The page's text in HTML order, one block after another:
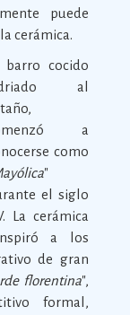
puede
cerámica.
barro cocido
al
a
como
"
el siglo
La cerámica
a los
de gran
florentina",
formal,